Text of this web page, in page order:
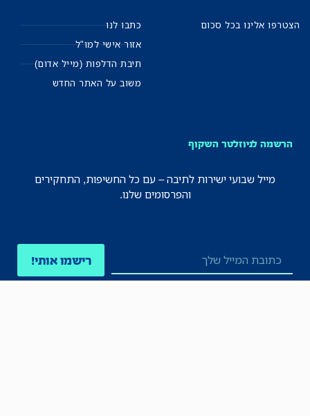
הצטרפו אלינו בכל סכום
כתבו לנו
אזור אישי למו"ל
תיבת הדלפות (מייל אדום)
משוב על האתר החדש
הרשמה לניוזלטר השקוף
מייל שבועי ישירות לתיבה – עם כל החשיפות, התחקירים
והפרסומים שלנו.
רישמו אותי!